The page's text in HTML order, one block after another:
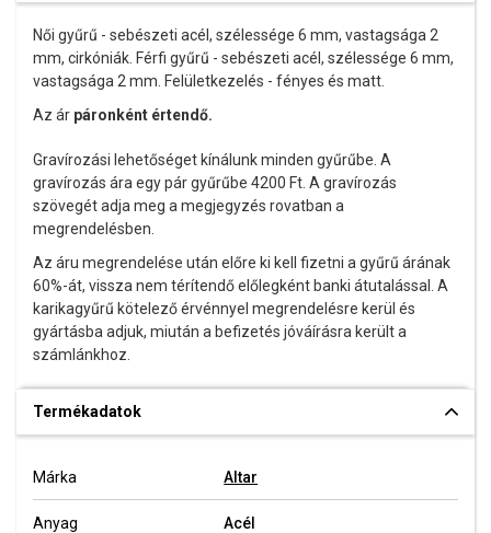
Női gyűrű - sebészeti acél, szélessége 6 mm, vastagsága 2
mm, cirkóniák. Férfi gyűrű - sebészeti acél, szélessége 6 mm,
vastagsága 2 mm. Felületkezelés - fényes és matt.
Az ár páronként értendő.
Gravírozási lehetőséget kínálunk minden gyűrűbe. A
gravírozás ára egy pár gyűrűbe 4200 Ft. A gravírozás
szövegét adja meg a megjegyzés rovatban a
megrendelésben.
Az áru megrendelése után előre ki kell fizetni a gyűrű árának
60%-át, vissza nem térítendő előlegként banki átutalással. A
karikagyűrű kötelező érvénnyel megrendelésre kerül és
gyártásba adjuk, miután a befizetés jóváírásra került a
számlánkhoz.
Termékadatok
Márka Altar
Anyag Acél